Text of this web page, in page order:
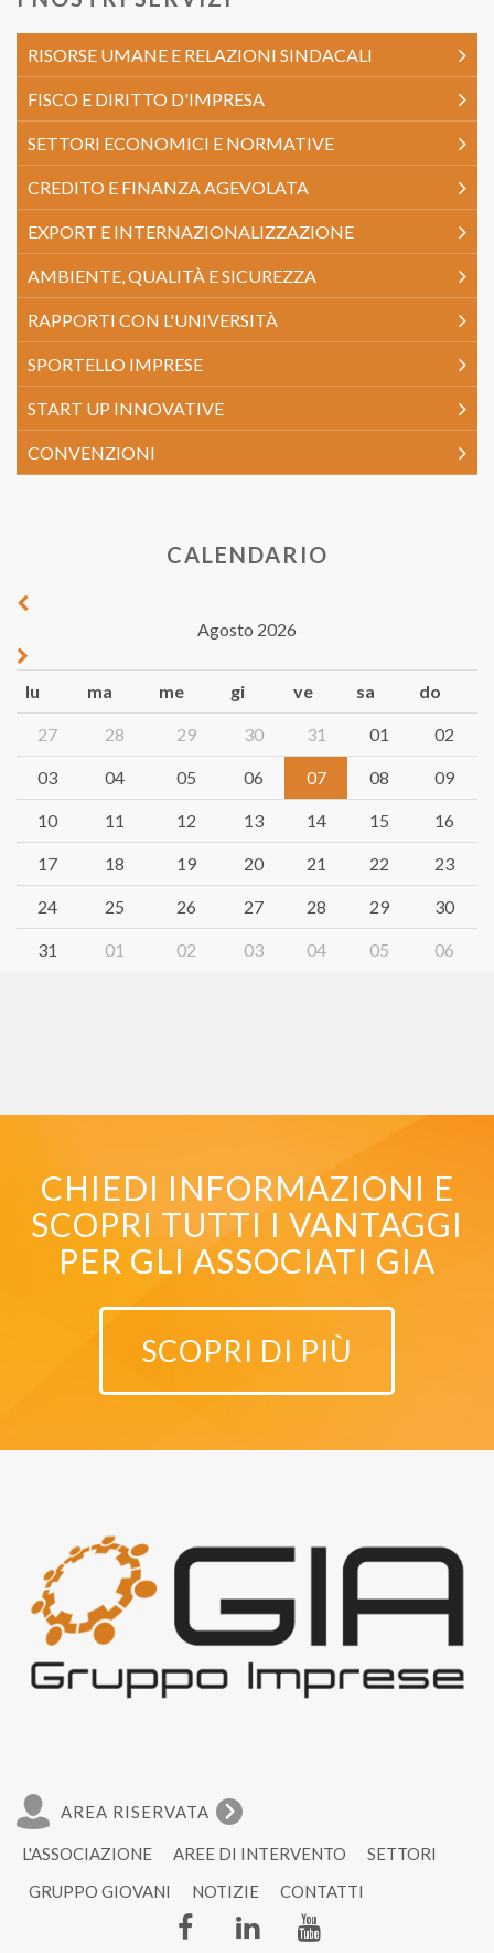
RISORSE UMANE E RELAZIONI SINDACALI
FISCO E DIRITTO D'IMPRESA
SETTORI ECONOMICI E NORMATIVE
CREDITO E FINANZA AGEVOLATA
EXPORT E INTERNAZIONALIZZAZIONE
AMBIENTE, QUALITÀ E SICUREZZA
RAPPORTI CON L'UNIVERSITÀ
SPORTELLO IMPRESE
START UP INNOVATIVE
CONVENZIONI
CALENDARIO
Agosto 2026
lu ma me gi ve sa do
27 28 29 30 31 01 02
03 04 05 06 07 08 09
10 11 12 13 14 15 16
17 18 19 20 21 22 23
24 25 26 27 28 29 30
31 01 02 03 04 05 06
CHIEDI INFORMAZIONI E
SCOPRI TUTTI I VANTAGGI
PER GLI ASSOCIATI GIA
SCOPRI DI PIÙ
AREA RISERVATA
L'ASSOCIAZIONE AREE DI INTERVENTO
SETTORI
GRUPPO GIOVANI
NOTIZIE CONTATTI